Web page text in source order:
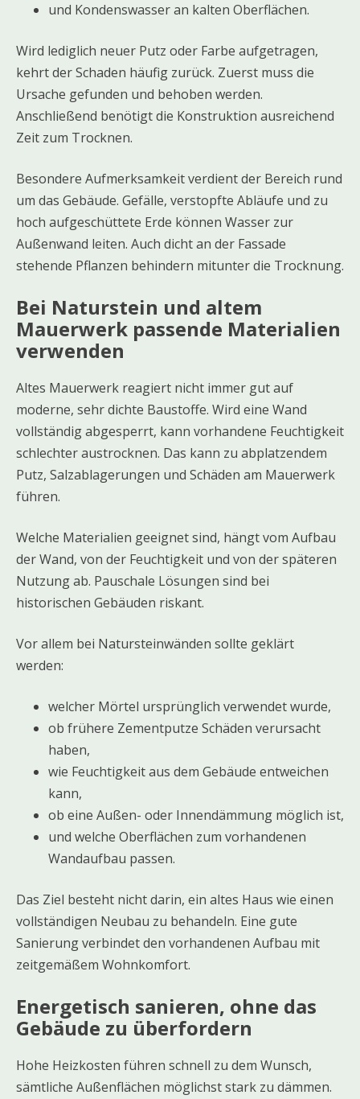
und Kondenswasser an kalten Oberflächen.
Wird lediglich neuer Putz oder Farbe aufgetragen,
kehrt der Schaden häufig zurück. Zuerst muss die
Ursache gefunden und behoben werden.
Anschließend benötigt die Konstruktion ausreichend
Zeit zum Trocknen.
Besondere Aufmerksamkeit verdient der Bereich rund
um das Gebäude. Gefälle, verstopfte Abläufe und zu
hoch aufgeschüttete Erde können Wasser zur
Außenwand leiten. Auch dicht an der Fassade
stehende Pflanzen behindern mitunter die Trocknung.
Bei Naturstein und altem
Mauerwerk passende Materialien
verwenden
Altes Mauerwerk reagiert nicht immer gut auf
moderne, sehr dichte Baustoffe. Wird eine Wand
vollständig abgesperrt, kann vorhandene Feuchtigkeit
schlechter austrocknen. Das kann zu abplatzendem
Putz, Salzablagerungen und Schäden am Mauerwerk
führen.
Welche Materialien geeignet sind, hängt vom Aufbau
der Wand, von der Feuchtigkeit und von der späteren
Nutzung ab. Pauschale Lösungen sind bei
historischen Gebäuden riskant.
Vor allem bei Natursteinwänden sollte geklärt
werden:
welcher Mörtel ursprünglich verwendet wurde,
ob frühere Zementputze Schäden verursacht
haben,
wie Feuchtigkeit aus dem Gebäude entweichen
kann,
ob eine Außen- oder Innendämmung möglich ist,
und welche Oberflächen zum vorhandenen
Wandaufbau passen.
Das Ziel besteht nicht darin, ein altes Haus wie einen
vollständigen Neubau zu behandeln. Eine gute
Sanierung verbindet den vorhandenen Aufbau mit
zeitgemäßem Wohnkomfort.
Energetisch sanieren, ohne das
Gebäude zu überfordern
Hohe Heizkosten führen schnell zu dem Wunsch,
sämtliche Außenflächen möglichst stark zu dämmen.